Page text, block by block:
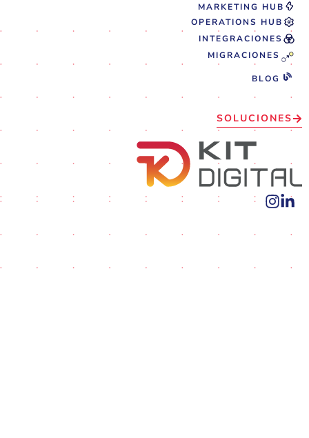
MARKETING HUB
OPERATIONS HUB
INTEGRACIONES
MIGRACIONES
BLOG
SOLUCIONES